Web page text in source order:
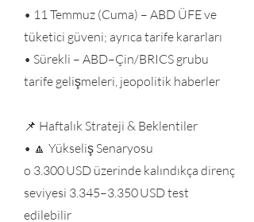
• 11 Temmuz (Cuma) – ABD ÜFE ve
tüketici güveni; ayrıca tarife kararları
• Sürekli – ABD–Çin/BRICS grubu
tarife gelişmeleri, jeopolitik haberler
📌 Haftalık Strateji & Beklentiler
• 🔼 Yükseliş Senaryosu
o 3.300 USD üzerinde kalındıkça direnç
seviyesi 3.345–3.350 USD test
edilebilir